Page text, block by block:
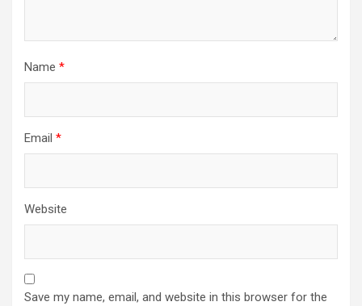
Name *
Email *
Website
Save my name, email, and website in this browser for the